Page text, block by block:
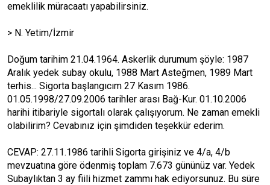
emeklilik müracaatı yapabilirsiniz.
> N. Yetim/İzmir
Doğum tarihim 21.04.1964. Askerlik durumum şöyle: 1987
Aralık yedek subay okulu, 1988 Mart Asteğmen, 1989 Mart
terhis... Sigorta başlangıcım 27 Kasım 1986.
01.05.1998/27.09.2006 tarihler arası Bağ-Kur. 01.10.2006
harihi itibariyle sigortalı olarak çalışıyorum. Ne zaman emekli
olabilirim? Cevabınız için şimdiden teşekkür ederim.
CEVAP: 27.11.1986 tarihli Sigorta girişiniz ve 4/a, 4/b
mevzuatına göre ödenmiş toplam 7.673 gününüz var. Yedek
Subaylıktan 3 ay fiili hizmet zammı hak ediyorsunuz. Bu süre